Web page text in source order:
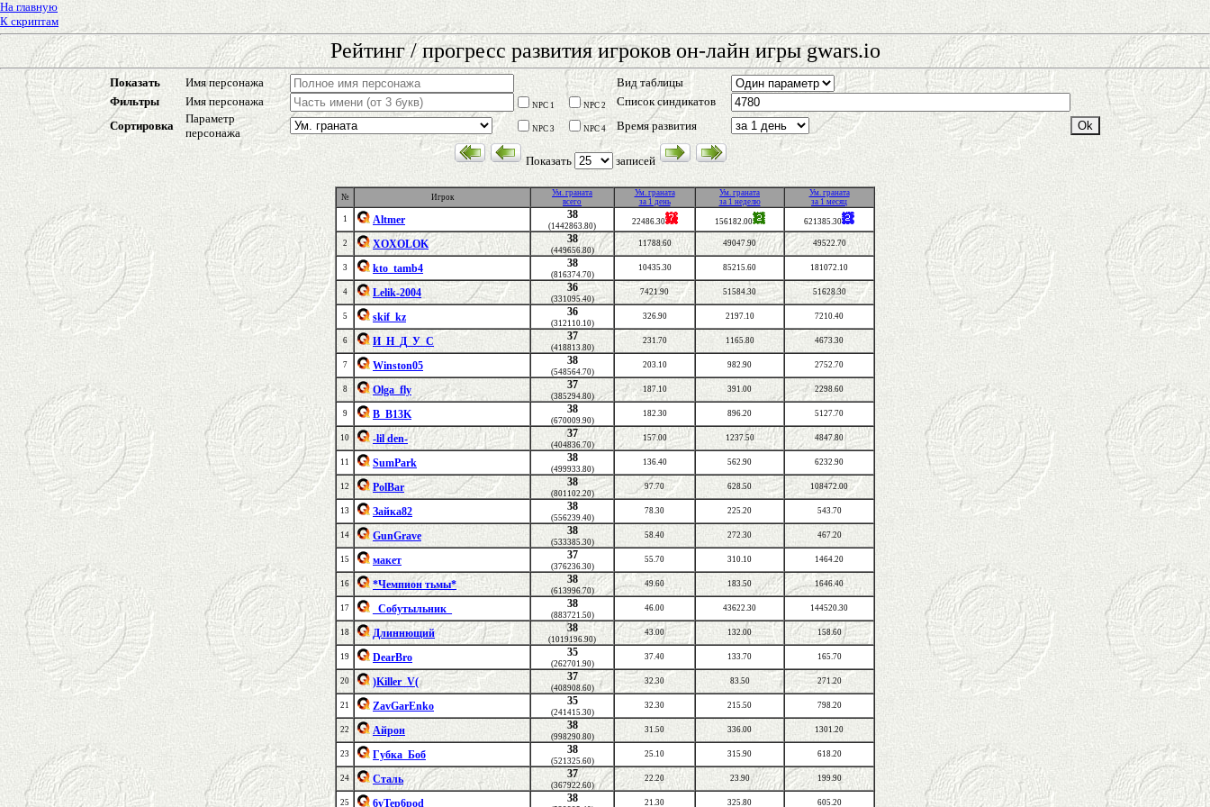
На главную
К скриптам
Рейтинг / прогресс развития игроков он-лайн игры gwars.io
Показать Имя персонажа
Вид таблицы
Фильтры
Имя персонажа NPC 1 NPC 2
Список синдикатов
Сортировка
Параметр
персонажа
NPC 3 NPC 4 Время развития
Показать записей
№ Игрок
Ум. граната
всего
Ум. граната
за 1 день
Ум. граната
за 1 неделю
Ум. граната
за 1 месяц
1
Altmer 38
(1442863.80) 22486.30 156182.00 621385.30
2 XOXOLOK 38
(449656.80)
11788.60 49047.90 49522.70
3 kto_tamb4 38
(816374.70)
10435.30 85215.60 181072.10
4 Lelik-2004 36
(331095.40)
7421.90 51584.30 51628.30
5 skif_kz 36
(312110.10)
326.90 2197.10 7210.40
6 И_Н_Д_У_С 37
(418813.80)
231.70 1165.80 4673.30
7 Winston05 38
(548564.70)
203.10 982.90 2752.70
8 Olga_fly 37
(385294.80)
187.10 391.00 2298.60
9 B_B13K 38
(670009.90)
182.30 896.20 5127.70
10 -lil den- 37
(404836.70)
157.00 1237.50 4847.80
11 SumPark 38
(499933.80)
136.40 562.90 6232.90
12 PolBar 38
(801102.20)
97.70 628.50 108472.00
13 Зайка82 38
(556239.40)
78.30 225.20 543.70
14 GunGrave 38
(533385.30)
58.40 272.30 467.20
15 макет 37
(376236.30)
55.70 310.10 1464.20
16 *Чемпион тьмы* 38
(613996.70)
49.60 183.50 1646.40
17 _Собутыльник_ 38
(883721.50)
46.00 43622.30 144520.30
18 Длиннющий 38
(1019196.90)
43.00 132.00 158.60
19 DearBro 35
(262701.90)
37.40 133.70 165.70
20 )Killer_V( 37
(408908.60)
32.30 83.50 271.20
21 ZavGarEnko 35
(241415.30)
32.30 215.50 798.20
22 Айрон 38
(998290.80)
31.50 336.00 1301.20
23 Губка_Боб 38
(521325.60)
25.10 315.90 618.20
24 Сталь 37
(367922.60)
22.20 23.90 199.90
25 6yTep6pod 38 21.30 325.80 605.20